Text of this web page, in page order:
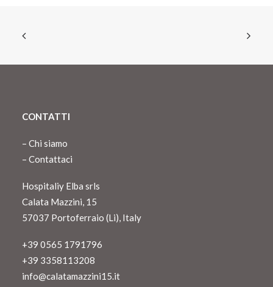
CONTATTI
– Chi siamo
– Contattaci
Hospitaliy Elba srls
Calata Mazzini, 15
57037 Portoferraio (Li), Italy
+39 0565 1791796
+39 3358113208
info@calatamazzini15.it